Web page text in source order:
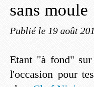
sans moule
Publié le 19 août
Etant "à fond"
l'occasion pour